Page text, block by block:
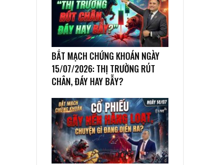
BẮT MẠCH CHỨNG KHOÁN NGÀY
15/07/2026: THỊ TRƯỜNG RÚT
CHÂN, ĐÁY HAY BẪY?